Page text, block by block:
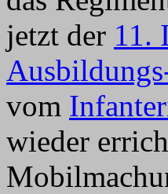
jetzt der 11.
vom
wieder